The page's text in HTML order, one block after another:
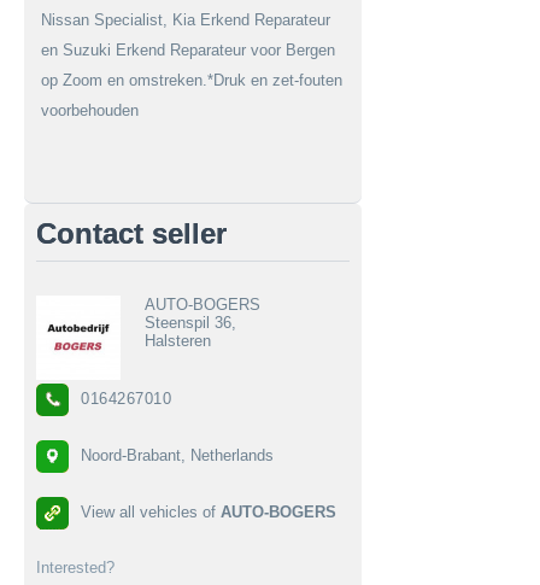
Nissan Specialist, Kia Erkend Reparateur
en Suzuki Erkend Reparateur voor Bergen
op Zoom en omstreken.*Druk en zet-fouten
voorbehouden
Contact seller
AUTO-BOGERS
Steenspil 36,
Halsteren
0164267010
Noord-Brabant, Netherlands
View all vehicles of AUTO-BOGERS
Interested?